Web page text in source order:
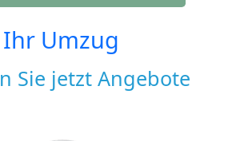
Ihr Umzug
Sie jetzt Angebote